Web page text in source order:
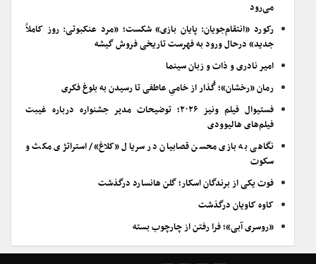
می‌رود
رکورد «انتقام‌جویان: پایان بازی» شکست؛ «مرد عنکبوتی: روز کاملاً
جدید» درحال ورود به فهرست تاریخی فروش گیشه
امیر نادری و ذات و زبان سینما
رمان «رخشان»؛ گُذار از خامیِ عاطفی تا رسیدن به بلوغ فکری
فستیوال فیلم ونیز ۲۰۲۶؛ توضیحات مدیر جشنواره درباره غیبت
فیلم‌های هالیوودی
نگاهی به بازی محسن قصابیان در سریال «کلاغ»/ استراتژی مکث و
سکوت
فوت یکی از برندگان اسکار؛ گلن هانسارد درگذشت
کاوه کاویان درگذشت
«روسری آبی»؛ فرا رفتن از چارچوب بسته